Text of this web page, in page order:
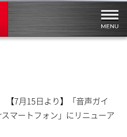
【7月15日より】「音声ガイ
マートフォン」にリニューア